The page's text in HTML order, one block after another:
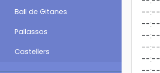
Ball de Gitanes
Pallassos
Castellers
--:--
--:--
--:--
--:--
--:--